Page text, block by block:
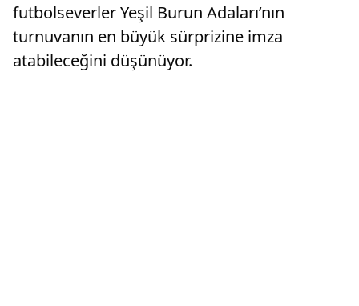
futbolseverler Yeşil Burun Adaları’nın
turnuvanın en büyük sürprizine imza
atabileceğini düşünüyor.